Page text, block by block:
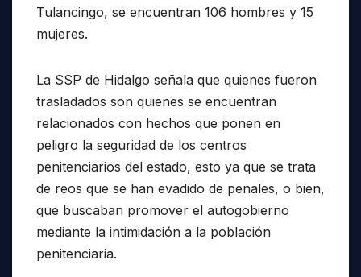
Tulancingo, se encuentran 106 hombres y 15
mujeres.
La SSP de Hidalgo señala que quienes fueron
trasladados son quienes se encuentran
relacionados con hechos que ponen en
peligro la seguridad de los centros
penitenciarios del estado, esto ya que se trata
de reos que se han evadido de penales, o bien,
que buscaban promover el autogobierno
mediante la intimidación a la población
penitenciaria.